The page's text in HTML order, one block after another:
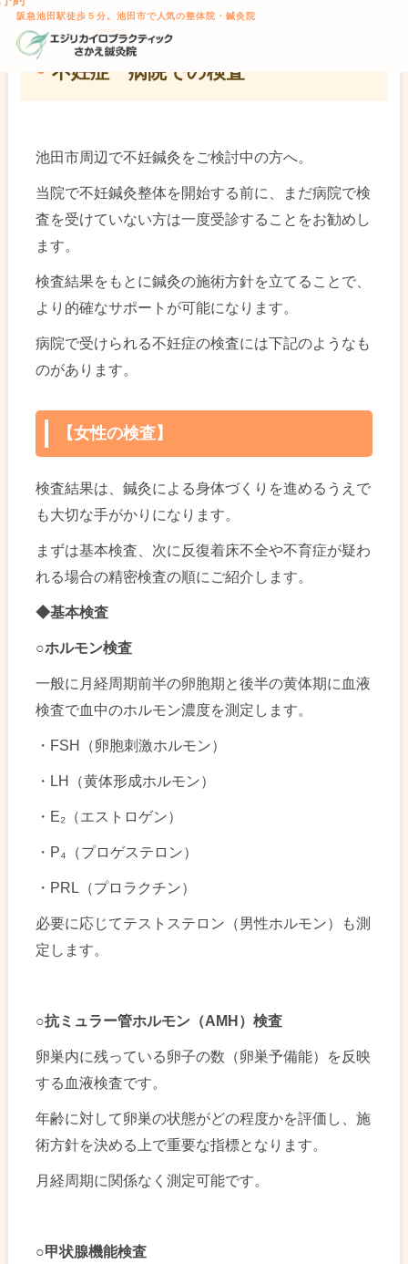
本文へスキップ
阪急池田駅徒歩５分。池田市で人気の整体院・鍼灸院
TOP
不妊症 病院での検査
池田市周辺で不妊鍼灸をご検討中の方へ。
当院で不妊鍼灸整体を開始する前に、まだ病院で検
査を受けていない方は一度受診することをお勧めし
ます。
検査結果をもとに鍼灸の施術方針を立てることで、
より的確なサポートが可能になります。
病院で受けられる不妊症の検査には下記のようなも
のがあります。
【女性の検査】
検査結果は、鍼灸による身体づくりを進めるうえで
も大切な手がかりになります。
まずは基本検査、次に反復着床不全や不育症が疑わ
れる場合の精密検査の順にご紹介します。
◆基本検査
○ホルモン検査
一般に月経周期前半の卵胞期と後半の黄体期に血液
検査で血中のホルモン濃度を測定します。
・FSH（卵胞刺激ホルモン）
・LH（黄体形成ホルモン）
・E₂（エストロゲン）
・P₄（プロゲステロン）
・PRL（プロラクチン）
必要に応じてテストステロン（男性ホルモン）も測
定します。
○抗ミュラー管ホルモン（AMH）検査
卵巣内に残っている卵子の数（卵巣予備能）を反映
する血液検査です。
年齢に対して卵巣の状態がどの程度かを評価し、施
術方針を決める上で重要な指標となります。
月経周期に関係なく測定可能です。
○甲状腺機能検査